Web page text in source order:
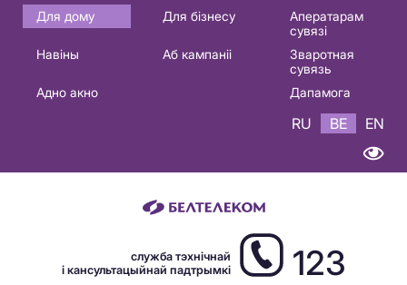
Основная
навигация
Для дому Для бізнесу
Аператарам
сувязі
Навіны
Аб кампаніі
Зваротная
сувязь
Адно акно
Дапамога
RU BE EN
служба тэхнічнай
і кансультацыйнай падтрымкі
123